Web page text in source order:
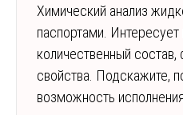
Химический анализ
паспортами. Интересует
количественный
свойства. Подскажите,
возможность